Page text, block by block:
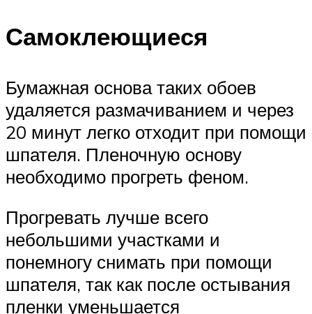
Самоклеющиеся
Бумажная основа таких обоев
удаляется размачиванием и через
20 минут легко отходит при помощи
шпателя. Пленочную основу
необходимо прогреть феном.
Прогревать лучше всего
небольшими участками и
понемногу снимать при помощи
шпателя, так как после остывания
пленки уменьшается